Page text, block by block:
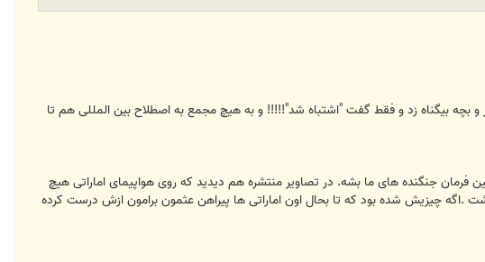
همچنین اجازه ای دارد!!!!!!!!!!!!! که هواپیمای مسافری ما رو تو روز روشن و با 290 مسافر و بچه بیگناه زد و فقط گفت "اشتباه شد"!!!!! و به هیچ مجمع به اصطلاح بین المللی هم تا
جنگنده های ما بشه. در تصاویر منتشره هم دیدید که روی هواپیمای اماراتی هیچ
چیزیش شده بود که تا بحال اون اماراتی ها پیراهن عثمون برامون ازش درست کرده